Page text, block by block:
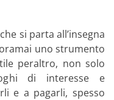
si parta all’insegna
uno strumento
peraltro, non solo
di interesse e
e a pagarli, spesso